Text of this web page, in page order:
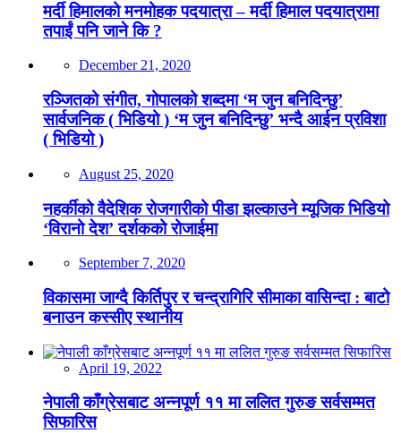
मर्दी हिमालको मनमोहक पदयात्रा – मर्दी हिमाल पदयात्रामा
तपाईं पनि जाने कि ?
December 21, 2020
रञ्जितको संगीत, गोपालको शब्दमा ‘म जुन बनिदिन्छु’
सार्वजनिक ( भिडियो ) ‘म जुन बनिदिन्छु’ भन्दै आईन प्रविशा
( भिडियो )
August 25, 2020
नहर्कीको वैदेशिक रोजगारीको पीडा झल्काउने म्यूजिक भिडियो
‘विरानो देश’ दर्शकको रोजाईमा
September 7, 2020
विकासमा जाग्दै किर्तिपुर र चन्द्रागिरि सीमाका वासिन्दा : बाटो
बनाउन कस्सीए स्थानीय
April 19, 2022
नेपाली काँग्रेसबाट अन्नपूर्ण ११ मा ललित गुरुङ सर्वसम्मत
सिफारिस